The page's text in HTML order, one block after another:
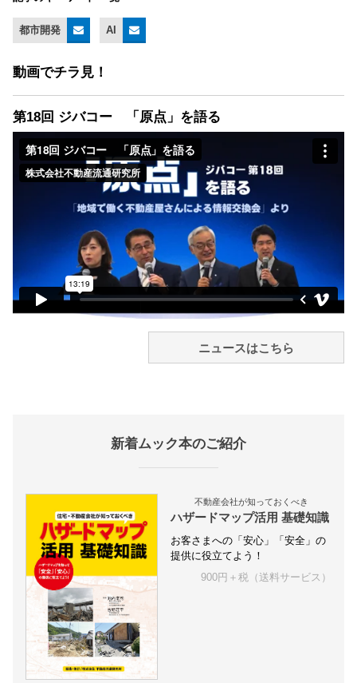
都市開発 AI
動画でチラ見！
第18回 ジバコー 「原点」を語る
ニュースはこちら
新着ムック本のご紹介
不動産会社が知っておくべき
ハザードマップ活用 基礎知識
お客さまへの「安心」「安全」の
提供に役立てよう！
900円＋税（送料サービス）